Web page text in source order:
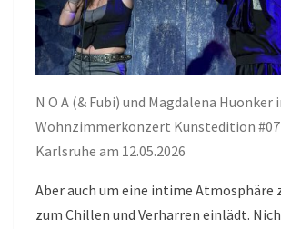
N O A (& Fubi) und Magdalena Huonker
Wohnzimmerkonzert Kunstedition
Karlsruhe am 12.05.2026
Aber auch um eine intime Atmosphäre
zum Chillen und Verharren einlädt.